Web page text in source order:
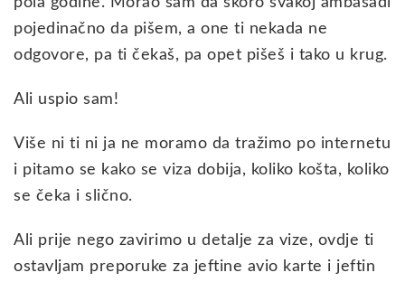
pojedinačno da pišem, a one ti nekada ne
odgovore, pa ti čekaš, pa opet pišeš i tako u krug.
Ali uspio sam!
Više ni ti ni ja ne moramo da tražimo po internetu
i pitamo se kako se viza dobija, koliko košta, koliko
se čeka i slično.
Ali prije nego zavirimo u detalje za vize, ovdje ti
ostavljam preporuke za jeftine avio karte i jeftin